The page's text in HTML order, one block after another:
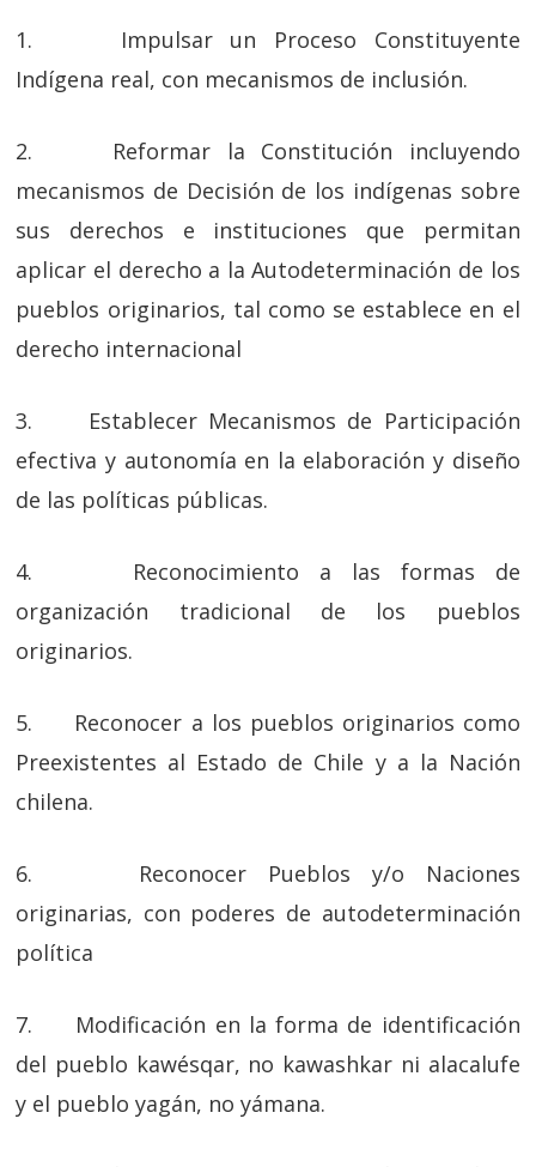
1. Impulsar un Proceso Constituyente
Indígena real, con mecanismos de inclusión.
2. Reformar la Constitución incluyendo
mecanismos de Decisión de los indígenas sobre
sus derechos e instituciones que permitan
aplicar el derecho a la Autodeterminación de los
pueblos originarios, tal como se establece en el
derecho internacional
3. Establecer Mecanismos de Participación
efectiva y autonomía en la elaboración y diseño
de las políticas públicas.
4. Reconocimiento a las formas de
organización tradicional de los pueblos
originarios.
5. Reconocer a los pueblos originarios como
Preexistentes al Estado de Chile y a la Nación
chilena.
6. Reconocer Pueblos y/o Naciones
originarias, con poderes de autodeterminación
política
7. Modificación en la forma de identificación
del pueblo kawésqar, no kawashkar ni alacalufe
y el pueblo yagán, no yámana.